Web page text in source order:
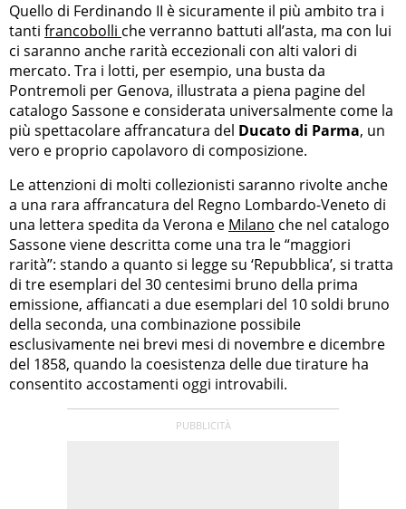
Quello di Ferdinando II è sicuramente il più ambito tra i
tanti francobolli che verranno battuti all’asta, ma con lui
ci saranno anche rarità eccezionali con alti valori di
mercato. Tra i lotti, per esempio, una busta da
Pontremoli per Genova, illustrata a piena pagine del
catalogo Sassone e considerata universalmente come la
più spettacolare affrancatura del Ducato di Parma, un
vero e proprio capolavoro di composizione.
Le attenzioni di molti collezionisti saranno rivolte anche
a una rara affrancatura del Regno Lombardo-Veneto di
una lettera spedita da Verona e Milano che nel catalogo
Sassone viene descritta come una tra le “maggiori
rarità”: stando a quanto si legge su ‘Repubblica’, si tratta
di tre esemplari del 30 centesimi bruno della prima
emissione, affiancati a due esemplari del 10 soldi bruno
della seconda, una combinazione possibile
esclusivamente nei brevi mesi di novembre e dicembre
del 1858, quando la coesistenza delle due tirature ha
consentito accostamenti oggi introvabili.